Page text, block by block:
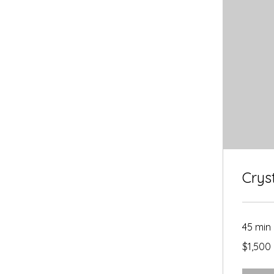
45 min
pesos
mexicanos
$1,500